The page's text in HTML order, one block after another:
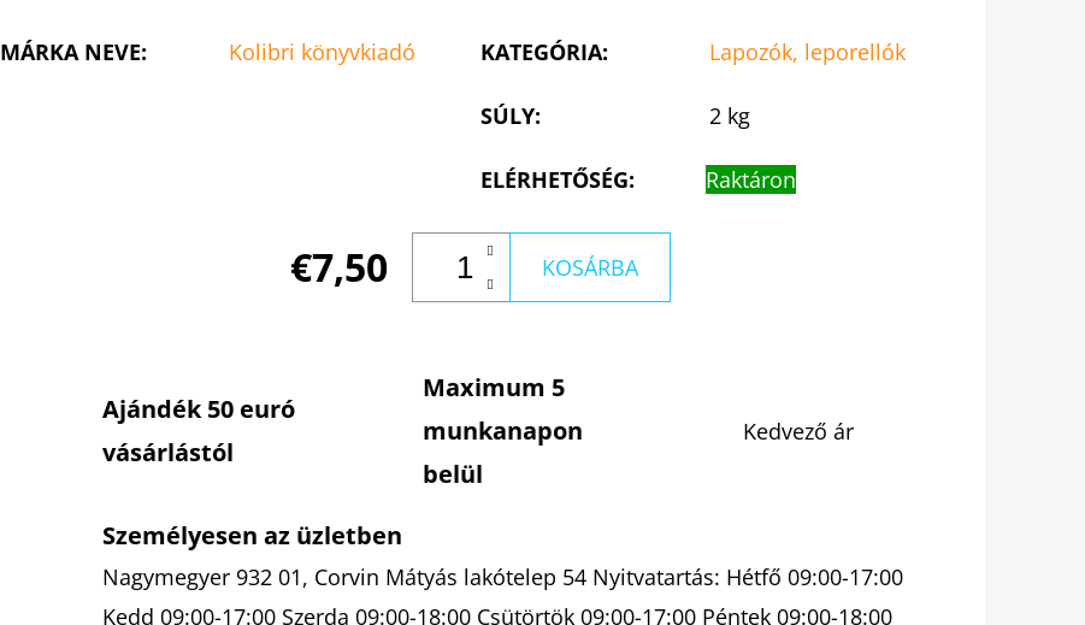
MÁRKA NEVE: Kolibri könyvkiadó KATEGÓRIA: Lapozók, leporellók
SÚLY: 2 kg
ELÉRHETŐSÉG: Raktáron
€7,50 KOSÁRBA
Ajándék 50 euró
vásárlástól
Maximum 5
munkanapon
belül
Kedvező ár
Személyesen az üzletben
Nagymegyer 932 01, Corvin Mátyás lakótelep 54 Nyitvatartás: Hétfő 09:00-17:00
Kedd 09:00-17:00 Szerda 09:00-18:00 Csütörtök 09:00-17:00 Péntek 09:00-18:00